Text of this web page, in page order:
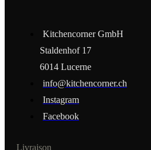
Kitchencorner GmbH
Staldenhof 17
6014 Lucerne
info@kitchencorner.ch
Instagram
Facebook
Livraison